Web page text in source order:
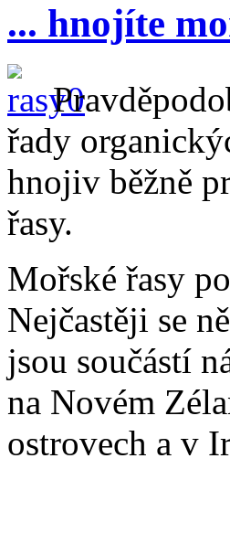
... hnojíte
řady
hnojiv běžně
řasy.
Mořské řasy
Nejčastěji se
jsou součástí
na Novém
ostrovech a v